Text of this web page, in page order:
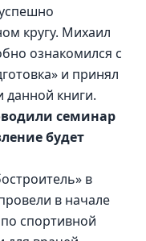
кругу. Михаил
ознакомился с
и принял
книги.
семинар
будет
в
в начале
спортивной